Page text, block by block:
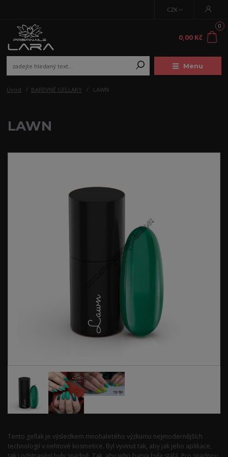
Menu
CZK
0
0,00 Kč
Úvod BAREVNÉ GELLAKY LAWN
LAWN
Tento gellak je výsledkem mnohaletého výzkumu nejmodernějších
technologií v nehtové kosmetice. Byl vyvinut tak, aby jak jeho aplikace,